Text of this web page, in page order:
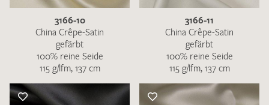
3166-10
China Crêpe-Satin
gefärbt
100% reine Seide
115 g/lfm, 137 cm
3166-11
China Crêpe-Satin
gefärbt
100% reine Seide
115 g/lfm, 137 cm